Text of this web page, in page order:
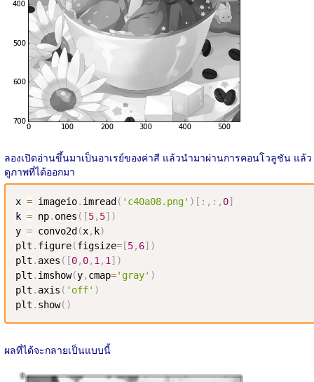
ลองเปิดอ่านขึ้นมาเป็นอาเรย์ของค่าสี แล้วนำมาผ่านการคอนโวลูชัน แล้ว
ดูภาพที่ได้ออกมา
x = imageio. imread ( 'c40a08.png' ) [ : , : , 0]
k = np. ones ( [5, 5] )
y = convo2d (x, k)
plt . figure(figsize= [5, 6] )
plt . axes ( [0, 0, 1 , 1 ] )
plt . imshow(y, cmap='gray' )
plt . axis ( 'off' )
plt . show( )
ผลที่ได้จะกลายเป็นแบบนี้